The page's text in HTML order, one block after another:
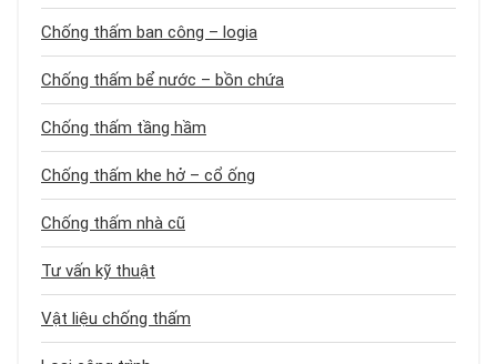
Chống thấm ban công – logia
Chống thấm bể nước – bồn chứa
Chống thấm tầng hầm
Chống thấm khe hở – cổ ống
Chống thấm nhà cũ
Tư vấn kỹ thuật
Vật liệu chống thấm